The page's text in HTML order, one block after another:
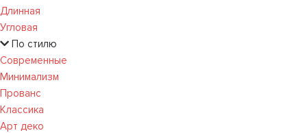
Длинная
Угловая
По стилю
Современные
Минимализм
Прованс
Классика
Арт деко